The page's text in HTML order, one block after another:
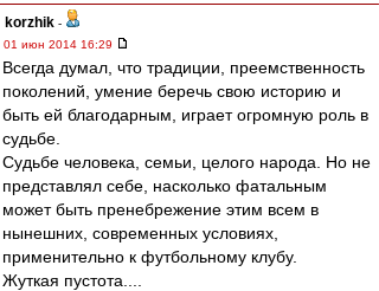
korzhik -
01 июн 2014 16:29
Всегда думал, что традиции, преемственность
поколений, умение беречь свою историю и
быть ей благодарным, играет огромную роль в
судьбе.
Судьбе человека, семьи, целого народа. Но не
представлял себе, насколько фатальным
может быть пренебрежение этим всем в
нынешних, современных условиях,
применительно к футбольному клубу.
Жуткая пустота....